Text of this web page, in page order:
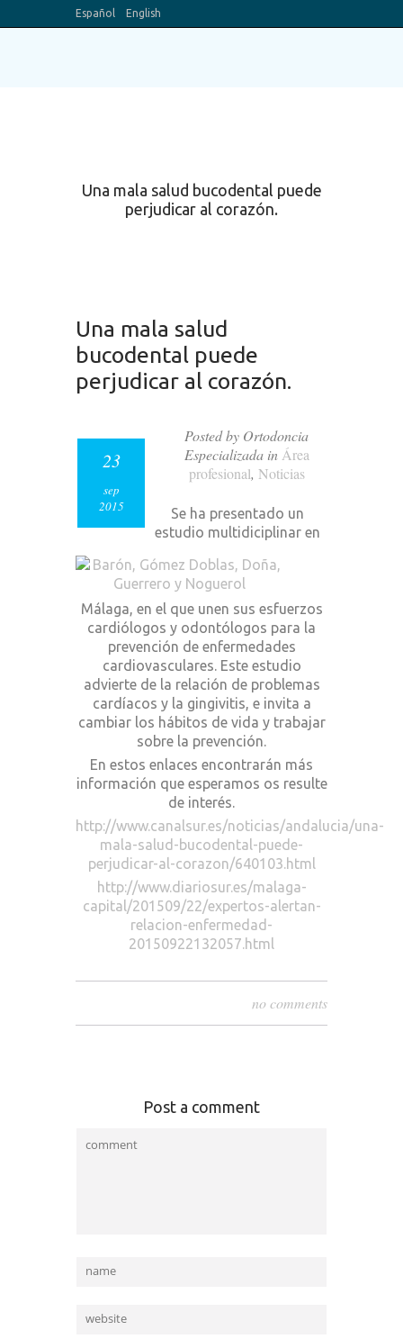
Español English
Una mala salud bucodental puede
perjudicar al corazón.
Una mala salud
bucodental puede
perjudicar al corazón.
Posted by Ortodoncia
Especializada in Área
profesional, Noticias
23
sep
2015
Se ha presentado un
estudio multidiciplinar en
Málaga, en el que unen sus esfuerzos
cardiólogos y odontólogos para la
prevención de enfermedades
cardiovasculares. Este estudio
advierte de la relación de problemas
cardíacos y la gingivitis, e invita a
cambiar los hábitos de vida y trabajar
sobre la prevención.
En estos enlaces encontrarán más
información que esperamos os resulte
de interés.
http://www.canalsur.es/noticias/andalucia/una-
mala-salud-bucodental-puede-
perjudicar-al-corazon/640103.html
http://www.diariosur.es/malaga-
capital/201509/22/expertos-alertan-
relacion-enfermedad-
20150922132057.html
no comments
Post a comment